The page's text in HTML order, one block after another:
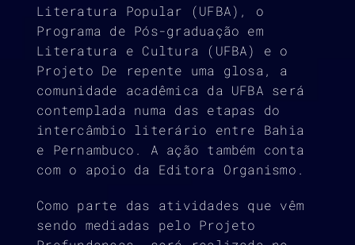
Literatura Popular (UFBA), o
Programa de Pós-graduação em
Literatura e Cultura (UFBA) e o
Projeto De repente uma glosa, a
comunidade acadêmica da UFBA será
contemplada numa das etapas do
intercâmbio literário entre Bahia
e Pernambuco. A ação também conta
com o apoio da Editora Organismo.
Como parte das atividades que vêm
sendo mediadas pelo Projeto